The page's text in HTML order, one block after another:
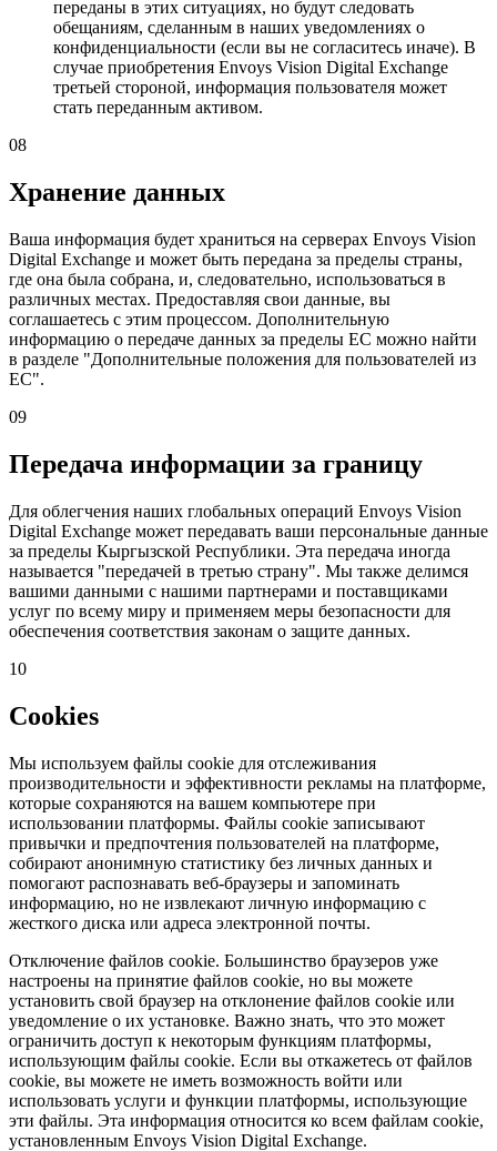
переданы в этих ситуациях, но будут следовать
обещаниям, сделанным в наших уведомлениях о
конфиденциальности (если вы не согласитесь иначе). В
случае приобретения Envoys Vision Digital Exchange
третьей стороной, информация пользователя может
стать переданным активом.
08
Хранение данных
Ваша информация будет храниться на серверах Envoys Vision
Digital Exchange и может быть передана за пределы страны,
где она была собрана, и, следовательно, использоваться в
различных местах. Предоставляя свои данные, вы
соглашаетесь с этим процессом. Дополнительную
информацию о передаче данных за пределы ЕС можно найти
в разделе "Дополнительные положения для пользователей из
ЕС".
09
Передача информации за границу
Для облегчения наших глобальных операций Envoys Vision
Digital Exchange может передавать ваши персональные данные
за пределы Кыргызской Республики. Эта передача иногда
называется "передачей в третью страну". Мы также делимся
вашими данными с нашими партнерами и поставщиками
услуг по всему миру и применяем меры безопасности для
обеспечения соответствия законам о защите данных.
10
Cookies
Мы используем файлы cookie для отслеживания
производительности и эффективности рекламы на платформе,
которые сохраняются на вашем компьютере при
использовании платформы. Файлы cookie записывают
привычки и предпочтения пользователей на платформе,
собирают анонимную статистику без личных данных и
помогают распознавать веб-браузеры и запоминать
информацию, но не извлекают личную информацию с
жесткого диска или адреса электронной почты.
Отключение файлов cookie. Большинство браузеров уже
настроены на принятие файлов cookie, но вы можете
установить свой браузер на отклонение файлов cookie или
уведомление о их установке. Важно знать, что это может
ограничить доступ к некоторым функциям платформы,
использующим файлы cookie. Если вы откажетесь от файлов
cookie, вы можете не иметь возможность войти или
использовать услуги и функции платформы, использующие
эти файлы. Эта информация относится ко всем файлам cookie,
установленным Envoys Vision Digital Exchange.